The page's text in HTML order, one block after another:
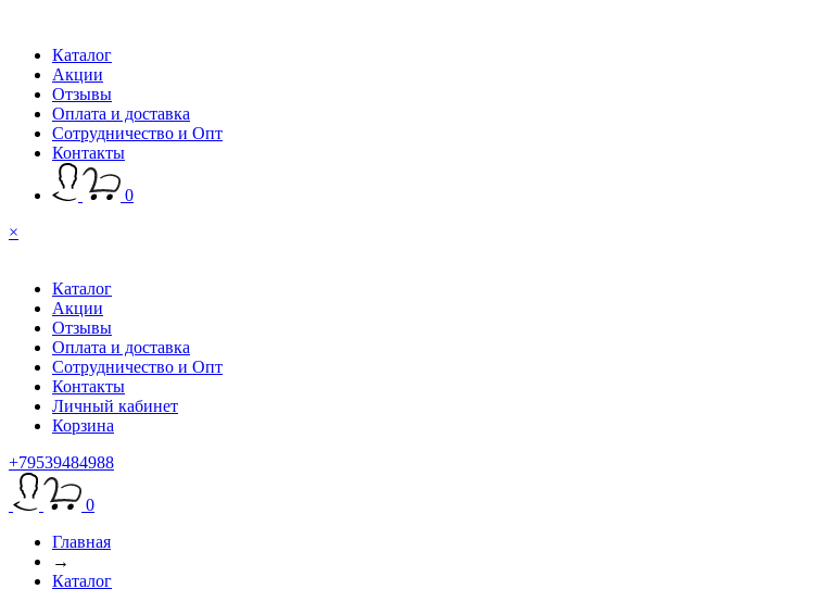
Каталог
Акции
Отзывы
Оплата и доставка
Сотрудничество и Опт
Контакты
0
×
Каталог
Акции
Отзывы
Оплата и доставка
Сотрудничество и Опт
Контакты
Личный кабинет
Корзина
+79539484988
0
Главная
→
Каталог